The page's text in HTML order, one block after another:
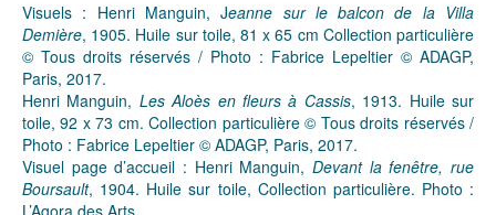
Visuels : Henri Manguin, Jeanne sur le balcon de la Villa
Demière, 1905. Huile sur toile, 81 x 65 cm Collection particulière
© Tous droits réservés / Photo : Fabrice Lepeltier © ADAGP,
Paris, 2017.
Henri Manguin, Les Aloès en fleurs à Cassis, 1913. Huile sur
toile, 92 x 73 cm. Collection particulière © Tous droits réservés /
Photo : Fabrice Lepeltier © ADAGP, Paris, 2017.
Visuel page d’accueil : Henri Manguin, Devant la fenêtre, rue
Boursault, 1904. Huile sur toile, Collection particulière. Photo :
L’Agora des Arts.